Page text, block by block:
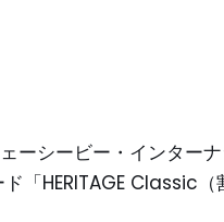
ーシービー・インター
「HERITAGE Classic